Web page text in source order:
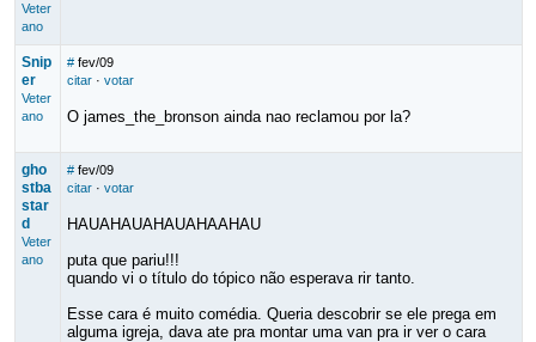
Veter
ano
Snip
er
Veter
ano
# fev/09
citar· votar
O james_the_bronson ainda nao reclamou por la?
gho
stba
star
d
Veter
ano
# fev/09
citar· votar
HAUAHAUAHAUAHAAHAU
puta que pariu!!!
quando vi o título do tópico não esperava rir tanto.
Esse cara é muito comédia. Queria descobrir se ele prega em
alguma igreja, dava ate pra montar uma van pra ir ver o cara